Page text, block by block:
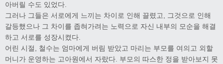
아버릴 수도 있었다.
그러나 그들은 서로에게 느끼는 차이로 인해 끌렸고, 그것으로 인해
갈등했으나 그 차이를 좁혀가려는 노력으로 자신 내부의 모순을 해결
하고 서로를 성장시켰다.
어린 시절, 철수는 엄마에게 버림 받았고 마리는 부모를 여의고 외할
머니가 운영하는 고아원에서 자랐다. 부모의 따스한 정을 받아보지 못